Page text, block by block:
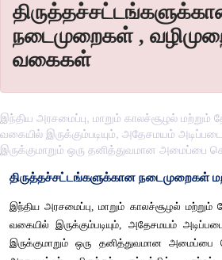
நடைமுறைகள் ,
வகைகள்
இந்திய அரசமைப்பு, மாறும் காலச்சூழல்
வகையில் இருக்கும்படியும், அதேசமயம்
இருக்குமாறும் ஒரு தனித்துவமான அமைப்பை